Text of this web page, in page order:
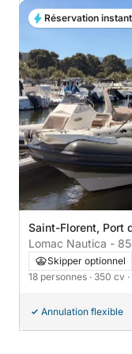
Saint-Florent, Port
Lomac Nautica -
Skipper optionnel
18 personnes · 350 cv
Annulation flexible
Réservation